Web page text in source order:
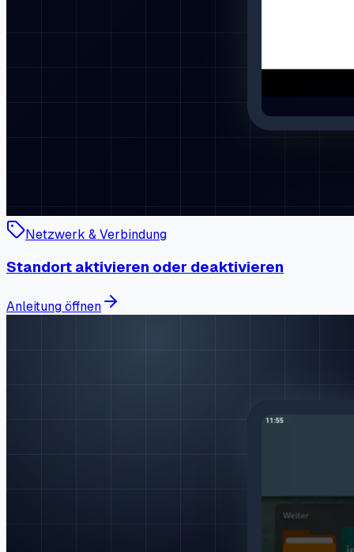
Netzwerk & Verbindung
Standort aktivieren oder deaktivieren
Anleitung öffnen